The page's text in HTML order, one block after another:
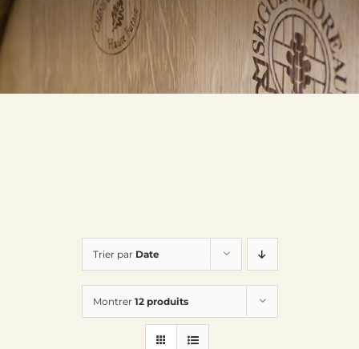
Contactez-nous
Trier par Date
Montrer 12 produits